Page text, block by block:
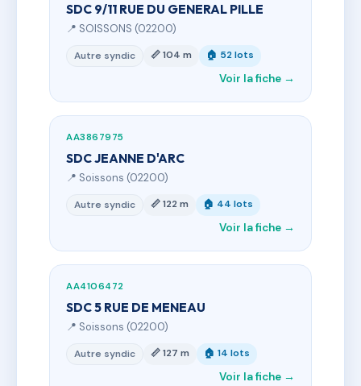
SDC 9/11 RUE DU GENERAL PILLE
📍 SOISSONS (02200)
Autre syndic 📏 104 m 🏠 52 lots
Voir la fiche →
AA3867975
SDC JEANNE D'ARC
📍 Soissons (02200)
Autre syndic 📏 122 m 🏠 44 lots
Voir la fiche →
AA4106472
SDC 5 RUE DE MENEAU
📍 Soissons (02200)
Autre syndic 📏 127 m 🏠 14 lots
Voir la fiche →